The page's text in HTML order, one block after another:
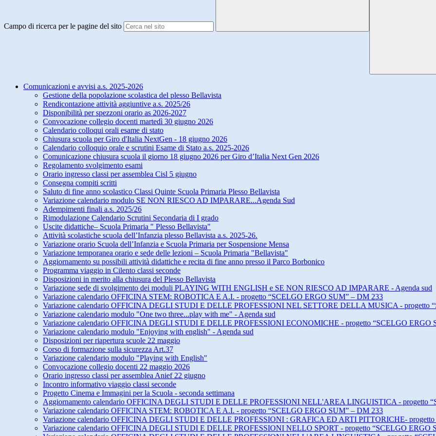
Campo di ricerca per le pagine del sito
Comunicazioni e avvisi a.s. 2025-2026
Gestione della popolazione scolastica del plesso Bellavista
Rendicontazione attività aggiuntive a.s. 2025/26
Disponibilità per spezzoni orario as 2026-2027
Convocazione collegio docenti martedì 30 giugno 2026
Calendario colloqui orali esame di stato
Chiusura scuola per Giro d'Italia NextGen - 18 giugno 2026
Calendario colloquio orale e scrutini Esame di Stato a.s. 2025-2026
Comunicazione chiusura scuola il giorno 18 giugno 2026 per Giro d’Italia Next Gen 2026
Regolamento svolgimento esami
Orario ingresso classi per assemblea Cisl 5 giugno
Consegna compiti scritti
Saluto di fine anno scolastico Classi Quinte Scuola Primaria Plesso Bellavista
Variazione calendario modulo SE NON RIESCO AD IMPARARE...Agenda Sud
Adempimenti finali a.s. 2025/26
Rimodulazione Calendario Scrutini Secondaria di I grado
Uscite didattiche– Scuola Primaria " Plesso Bellavista"
Attività scolastiche scuola dell’Infanzia plesso Bellavista a.s. 2025-26.
Variazione orario Scuola dell’Infanzia e Scuola Primaria per Sospensione Mensa
Variazione temporanea orario e sede delle lezioni – Scuola Primaria "Bellavista"
Aggiornamento su possibili attività didattiche e recita di fine anno presso il Parco Borbonico
Programma viaggio in Cilento classi seconde
Disposizioni in merito alla chiusura del Plesso Bellavista
Variazione sede di svolgimento dei moduli PLAYING WITH ENGLISH e SE NON RIESCO AD IMPARARE - Agenda sud
Variazione calendario OFFICINA STEM: ROBOTICA E A.I. - progetto “SCELGO ERGO SUM” – DM 233
Variazione calendario OFFICINA DEGLI STUDI E DELLE PROFESSIONI NEL SETTORE DELLA MUSICA - progetto
Variazione calendario modulo "One two three...play with me" - Agenda sud
Variazione calendario OFFICINA DEGLI STUDI E DELLE PROFESSIONI ECONOMICHE - progetto “SCELGO ERGO
Variazione calendario modulo "Enjoying with english" - Agenda sud
Disposizioni per riapertura scuole 22 maggio
Corso di formazione sulla sicurezza Art.37
Variazione calendario modulo "Playing with English"
Convocazione collegio docenti 22 maggio 2026
Orario ingresso classi per assemblea Anief 22 giugno
Incontro informativo viaggio classi seconde
Progetto Cinema e Immagini per la Scuola - seconda settimana
Aggiornamento calendario OFFICINA DEGLI STUDI E DELLE PROFESSIONI NELL'AREA LINGUISTICA - progetto
Variazione calendario OFFICINA STEM: ROBOTICA E A.I. - progetto “SCELGO ERGO SUM” – DM 233
Variazione calendario OFFICINA DEGLI STUDI E DELLE PROFESSIONI : GRAFICA ED ARTI PITTORICHE-
Variazione calendario OFFICINA DEGLI STUDI E DELLE PROFESSIONI NELLO SPORT - progetto “SCELGO ERGO